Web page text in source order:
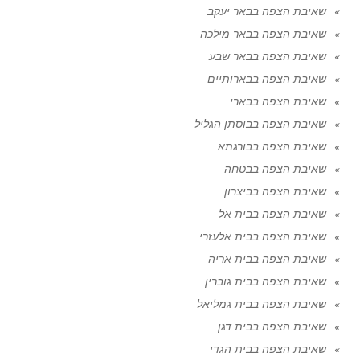
שאיבת הצפה בבאר יעקב
שאיבת הצפה בבאר מילכה
שאיבת הצפה בבאר שבע
שאיבת הצפה בבארותיים
שאיבת הצפה בבארי
שאיבת הצפה בבוסתן הגליל
שאיבת הצפה בבורגתא
שאיבת הצפה בבטחה
שאיבת הצפה בביצרון
שאיבת הצפה בבית אל
שאיבת הצפה בבית אלעזרי
שאיבת הצפה בבית אריה
שאיבת הצפה בבית גוברין
שאיבת הצפה בבית גמליאל
שאיבת הצפה בבית דגן
שאיבת הצפה בבית הגדי